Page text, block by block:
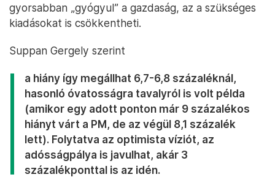
gyorsabban „gyógyul” a gazdaság, az a szükséges
kiadásokat is csökkentheti.
Suppan Gergely szerint
a hiány így megállhat 6,7-6,8 százaléknál,
hasonló óvatosságra tavalyról is volt példa
(amikor egy adott ponton már 9 százalékos
hiányt várt a PM, de az végül 8,1 százalék
lett). Folytatva az optimista víziót, az
adósságpálya is javulhat, akár 3
százalékponttal is az idén.